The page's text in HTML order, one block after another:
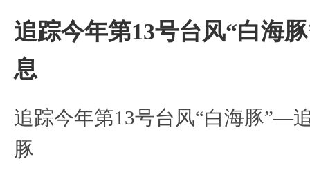
追踪今年第13号台风“白海
息
追踪今年第13号台风“白海豚”—
豚